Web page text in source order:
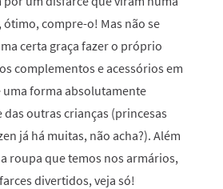
compre-o! Mas não se
certa graça fazer o próprio
complementos e acessórios em
uma forma absolutamente
outras crianças (princesas
já há muitas, não acha?). Além
roupa que temos nos armários,
divertidos, veja só!